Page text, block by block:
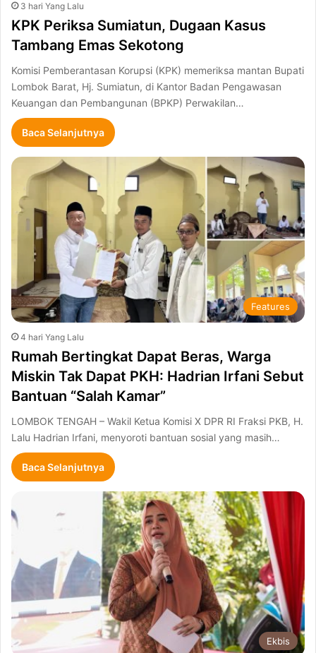
3 hari Yang Lalu
KPK Periksa Sumiatun, Dugaan Kasus
Tambang Emas Sekotong
Komisi Pemberantasan Korupsi (KPK) memeriksa mantan Bupati
Lombok Barat, Hj. Sumiatun, di Kantor Badan Pengawasan
Keuangan dan Pembangunan (BPKP) Perwakilan…
Baca Selanjutnya
Features
4 hari Yang Lalu
Rumah Bertingkat Dapat Beras, Warga
Miskin Tak Dapat PKH: Hadrian Irfani Sebut
Bantuan “Salah Kamar”
LOMBOK TENGAH – Wakil Ketua Komisi X DPR RI Fraksi PKB, H.
Lalu Hadrian Irfani, menyoroti bantuan sosial yang masih…
Baca Selanjutnya
Ekbis